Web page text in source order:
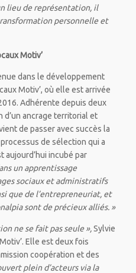
lieu de représentation, il
personnelle et
Motiv’
dans le développement
Motiv’, où elle est arrivée
Adhérente depuis deux
d’un ancrage territorial et
de passer avec succès la
de sélection qui a
aujourd’hui incubé par
un apprentissage
sociaux et administratifs
que de l’entrepreneuriat, et
sont de précieux alliés. »
ne se fait pas seule »,Sylvie
Elle est deux fois
coopération et des
plein d’acteurs via la